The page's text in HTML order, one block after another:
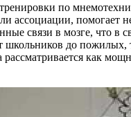
по
ассоциации,
связи в мозге, что
школьников до
как